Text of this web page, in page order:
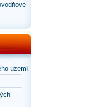
území